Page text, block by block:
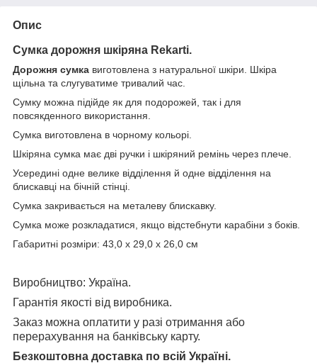
Опис
Сумка дорожня шкіряна Rekarti.
Дорожня сумка виготовлена з натуральної шкіри. Шкіра
щільна та слугуватиме тривалий час.
Сумку можна підійде як для подорожей, так і для
повсякденного використання.
Сумка виготовлена в чорному кольорі.
Шкіряна сумка має дві ручки і шкіряний ремінь через плече.
Усередині одне велике відділення й одне відділення на
блискавці на бічній стінці.
Сумка закривається на металеву блискавку.
Сумка може розкладатися, якщо відстебнути карабіни з боків.
Габаритні розміри: 43,0 х 29,0 х 26,0 см
Виробництво: Україна.
Гарантія якості від виробника.
Заказ можна оплатити у разі отримання або
перерахування на банківську карту.
Безкоштовна доставка по всій Україні.